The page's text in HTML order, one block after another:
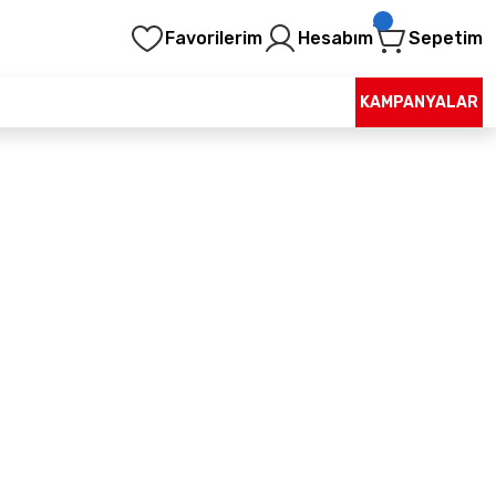
Favorilerim Hesabım Sepetim
KAMPANYALAR